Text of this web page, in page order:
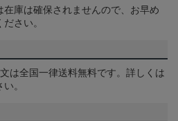
庫は確保されませんので、お早め
さい。
は全国一律送料無料です。詳しくは
。